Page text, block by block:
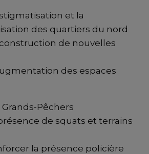
et la
des quartiers du nord
de nouvelles
des espaces
Grands-Pêchers
de squats et terrains
la présence policière